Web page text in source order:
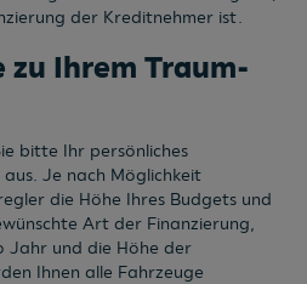
der Kreditnehmer ist.
zu Ihrem Traum-
bitte Ihr persönliches
Je nach Möglichkeit
die Höhe Ihres Budgets und
Art der Finanzierung,
Jahr und die Höhe der
Ihnen alle Fahrzeuge